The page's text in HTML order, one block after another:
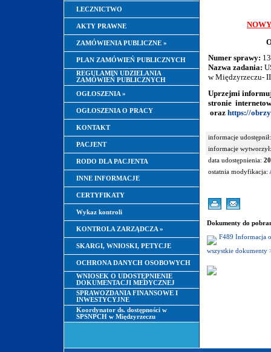
LECZNICTWO
AKTY PRAWNE
ZAMÓWIENIA PUBLICZNE »
PLAN ZAMÓWIEŃ PUBLICZNYCH
REGULAMIN UDZIELANIA
ZAMÓWIEŃ PUBLICZNYCH
OGŁOSZENIA »
OGŁOSZENIA O PRACY
KONTAKT
PACJENT
RODO DLA PACJENTA
INNE INFORMACJE
CERTYFIKATY
Wykaz kontroli
KONTROLA ZARZĄDCZA »
SKARGI, WNIOSKI, PETYCJE
OCHRONA DANYCH OSOBOWYCH
WNIOSEK O UDOSTĘPNIENIE
DOKUMENTACJI MEDYCZNEJ
SPRAWOZDANIA FINANSOWE I
INWESTYCYJNE
Koordynator ds. dostępności w
SPSNPCH w Międzyrzeczu
Numer sprawy:
Nazwa zadania:
w Międzyrzeczu-
Uprzejmi
stronie
oraz https://
informacje udostępnił:
informacje wytworzył:
data udostępnienia:
ostatnia modyfikacja:
Dokumenty do
F489 Informacja
wszystkie dokumenty